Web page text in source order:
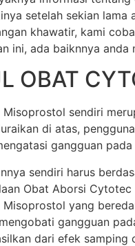
setelah sekian
khawatir, kami
ini, ada baiknnya
OBAT
sendiri
di atas,
gangguan
sendiri harus
Obat Aborsi
yang
gangguan
dari efek